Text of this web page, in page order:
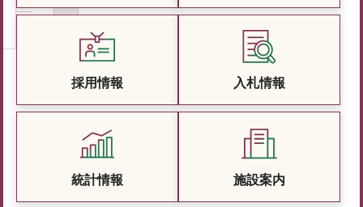
採用情報 入札情報
統計情報 施設案内